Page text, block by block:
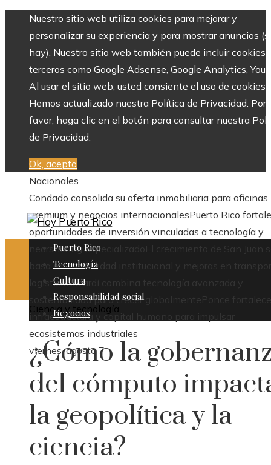
Nuestro sitio web utiliza cookies para mejorar y
personalizar su experiencia y para mostrar anuncios
hay). Nuestro sitio web también puede incluir cookies
terceros como Google Adsense, Google Analytics,
Al usar el sitio web, usted consiente el uso de cookies.
Hemos actualizado nuestra Política de Privacidad. Por
favor, haga clic en el botón para consultar nuestra
de Privacidad.
Ok, acepto
Nacionales
Condado consolida su oferta inmobiliaria para oficinas
premium y negocios internacionalesPuerto Rico
oportunidades de inversión vinculadas a tecnología y
nearshoring especializado El crecimiento de San Juan
basa en estabilidad institucional y mejoras en
logísticoBacardí combina tecnología avanzada y
sostenibilidad para crecer globalmente Ponce
infraestructura y capital humano para impulsar
ecosistemas industriales
viernes, agosto 7
Puerto Rico
Tecnología
Cultura
Responsabilidad social
Negocios
Ciencia y tecnología
¿Cómo la
del cómputo
la geopolítica y la
ciencia?